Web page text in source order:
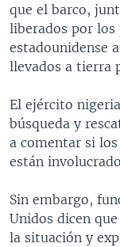
que el barco,
liberados por los
estadounidense
llevados a tierra
El ejército
búsqueda y
a comentar si
están
Sin embargo,
Unidos dicen
la situación y